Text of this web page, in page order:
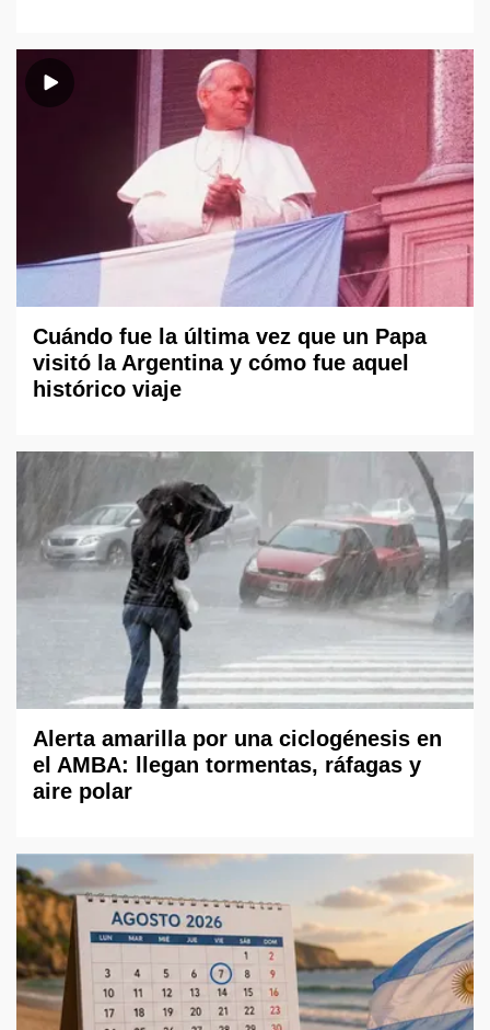
Cuándo fue la última vez que un Papa
visitó la Argentina y cómo fue aquel
histórico viaje
Alerta amarilla por una ciclogénesis en
el AMBA: llegan tormentas, ráfagas y
aire polar